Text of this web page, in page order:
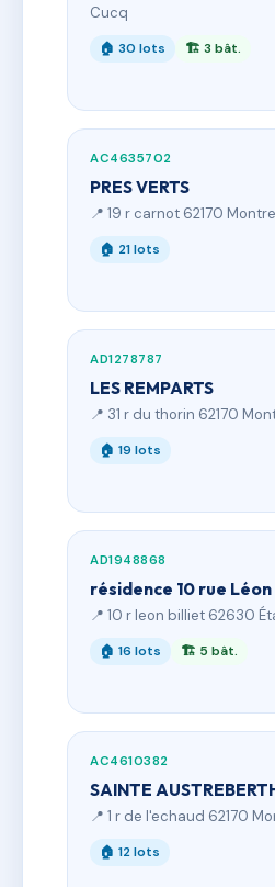
Cucq
🏠 30 lots 🏗 3 bât.
AC4635702
PRES VERTS
📍 19 r carnot 62170
🏠 21 lots
AD1278787
LES REMPARTS
📍 31 r du thorin 62170
🏠 19 lots
AD1948868
résidence 10 rue
📍 10 r leon billiet 62630
🏠 16 lots 🏗 5 bât.
AC4610382
SAINTE
📍 1 r de l'echaud 62170
🏠 12 lots